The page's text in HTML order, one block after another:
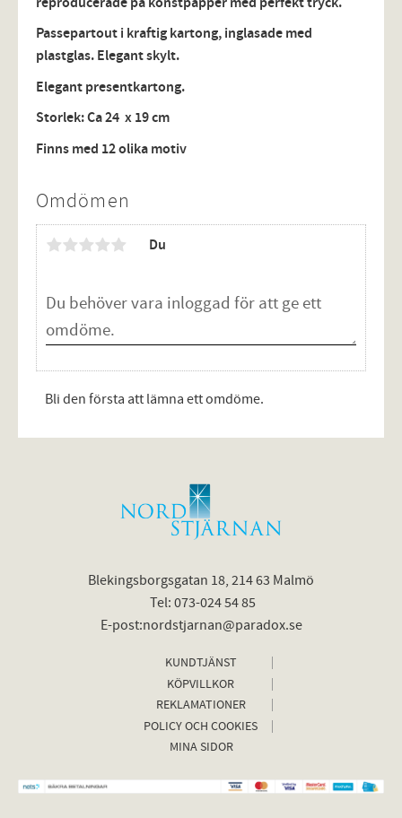
Passepartout i kraftig kartong, inglasade med
plastglas. Elegant skylt.
Elegant presentkartong.
Storlek: Ca 24 x 19 cm
Finns med 12 olika motiv
Omdömen
Du
Bli den första att lämna ett omdöme.
Blekingsborgsgatan 18, 214 63 Malmö
Tel: 073-024 54 85
E-post:nordstjarnan@paradox.se
KUNDTJÄNST
KÖPVILLKOR
REKLAMATIONER
POLICY OCH COOKIES
MINA SIDOR